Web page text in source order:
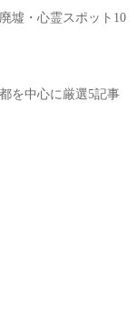
墟・心霊スポット10
を中心に厳選5記事